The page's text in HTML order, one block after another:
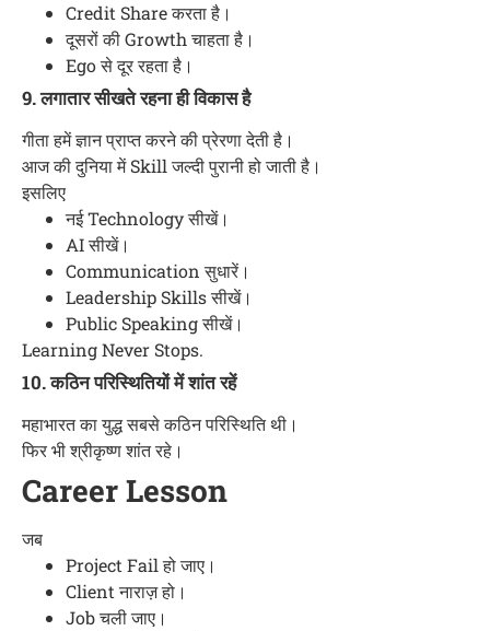
Credit Share करता है।
दूसरों की Growth चाहता है।
Ego से दूर रहता है।
9. लगातार सीखते रहना ही विकास है
गीता हमें ज्ञान प्राप्त करने की प्रेरणा देती है।
आज की दुनिया में Skill जल्दी पुरानी हो जाती है।
इसलिए
नई Technology सीखें।
AI सीखें।
Communication सुधारें।
Leadership Skills सीखें।
Public Speaking सीखें।
Learning Never Stops.
10. कठिन परिस्थितियों में शांत रहें
महाभारत का युद्ध सबसे कठिन परिस्थिति थी।
फिर भी श्रीकृष्ण शांत रहे।
Career Lesson
जब
Project Fail हो जाए।
Client नाराज़ हो।
Job चली जाए।